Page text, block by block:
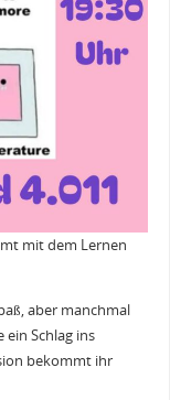
mit dem Lernen
aber manchmal
Schlag ins
bekommt ihr